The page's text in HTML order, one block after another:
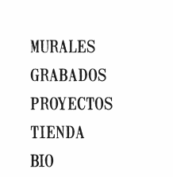
MURALES
GRABADOS
PROYECTOS
TIENDA
BIO